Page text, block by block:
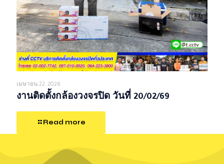
เมษายน 22, 2026
งานติดตั้งกล้องวงจรปิด วันที่ 20/02/69
Read more